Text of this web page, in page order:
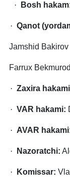
· Bosh
· Qanot
Jamshid Bakirov
Farrux
· Zaxira
· VAR hakami:
· AVAR
· Nazoratchi:
· Komissar: